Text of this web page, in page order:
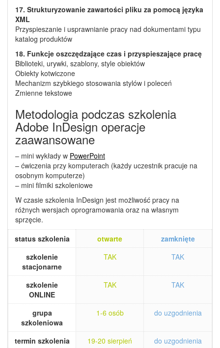
17. Strukturyzowanie zawartości pliku za pomocą języka
XML
Przyspieszanie i usprawnianie pracy nad dokumentami typu
katalog produktów
18. Funkcje oszczędzające czas i przyspieszające pracę
Biblioteki, urywki, szablony, style obiektów
Obiekty kotwiczone
Mechanizm szybkiego stosowania stylów i poleceń
Zmienne tekstowe
Metodologia podczas szkolenia
Adobe InDesign operacje
zaawansowane
– mini wykłady w PowerPoint
– ćwiczenia przy komputerach (każdy uczestnik pracuje na
osobnym komputerze)
– mini filmiki szkoleniowe
W czasie szkolenia InDesign jest możliwość pracy na
różnych wersjach oprogramowania oraz na własnym
sprzęcie.
status szkolenia
otwarte
zamknięte
szkolenie
stacjonarne
TAK TAK
szkolenie
ONLINE
TAK TAK
grupa
szkoleniowa
1-6 osób do uzgodnienia
termin szkolenia
19-20 sierpień
do uzgodnienia